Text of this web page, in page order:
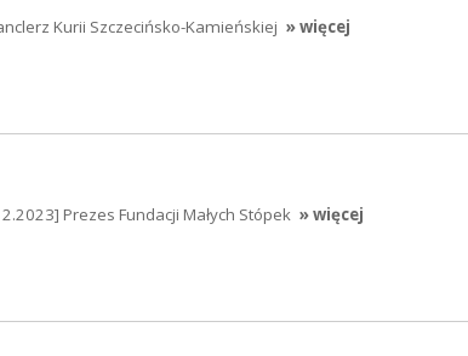
Kurii Szczecińsko-Kamieńskiej » więcej
Prezes Fundacji Małych Stópek » więcej